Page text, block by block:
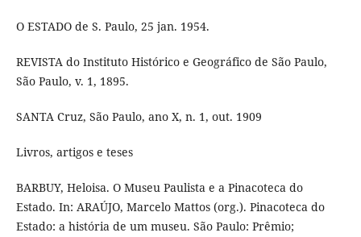
O ESTADO de S. Paulo, 25 jan. 1954.
REVISTA do Instituto Histórico e Geográfico de São Paulo,
São Paulo, v. 1, 1895.
SANTA Cruz, São Paulo, ano X, n. 1, out. 1909
Livros, artigos e teses
BARBUY, Heloisa. O Museu Paulista e a Pinacoteca do
Estado. In: ARAÚJO, Marcelo Mattos (org.). Pinacoteca do
Estado: a história de um museu. São Paulo: Prêmio;